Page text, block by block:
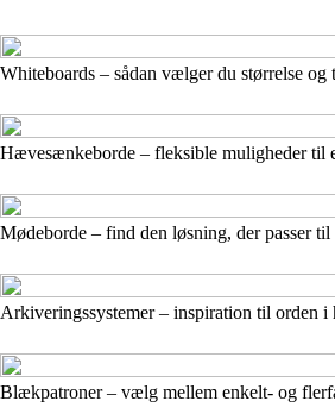
Whiteboards – sådan vælger du størrelse og
Hævesænkeborde – fleksible muligheder til
Mødeborde – find den løsning, der passer
Arkiveringssystemer – inspiration til orden i
Blækpatroner – vælg mellem enkelt- og